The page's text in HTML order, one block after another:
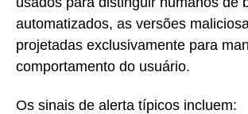
automatizados, as versões
projetadas exclusivamente para
comportamento do usuário.
Os sinais de alerta típicos incluem: